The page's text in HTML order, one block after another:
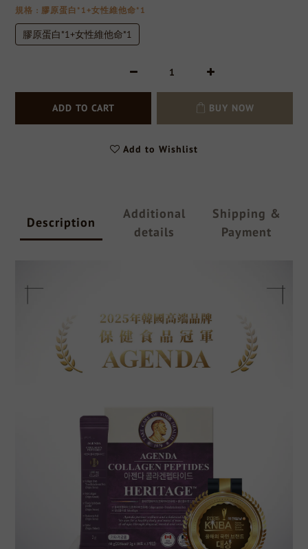
規格 : 膠原蛋白*1+女性維他命*1
膠原蛋白*1+女性維他命*1
ADD TO CART BUY NOW
Add to Wishlist
Description
Additional
details
Shipping &
Payment